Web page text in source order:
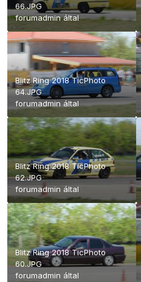
66.JPG
forumadmináltal
Blitz Ring 2018 TicPhoto
64.JPG
forumadmin által
Blitz Ring 2018 TicPhoto
62.JPG
forumadmin által
Blitz Ring 2018 TicPhoto
60.JPG
forumadmin által